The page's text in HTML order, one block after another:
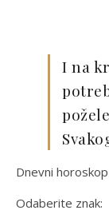
I na
Dnevni
Odaberite znak: